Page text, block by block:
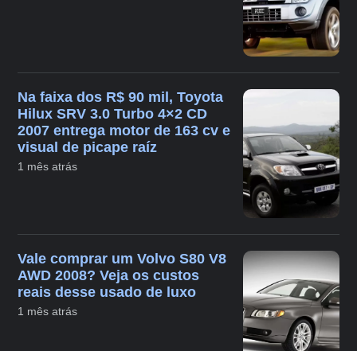
Na faixa dos R$ 90 mil, Toyota
Hilux SRV 3.0 Turbo 4×2 CD
2007 entrega motor de 163 cv e
visual de picape raíz
1 mês atrás
Vale comprar um Volvo S80 V8
AWD 2008? Veja os custos
reais desse usado de luxo
1 mês atrás